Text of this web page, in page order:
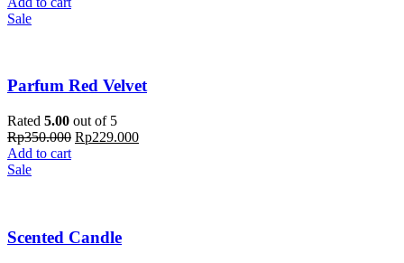
Sale
Parfum Red Velvet
Rated 5.00 out of 5
Rp350.000 Rp229.000
Add to cart
Sale
Scented Candle